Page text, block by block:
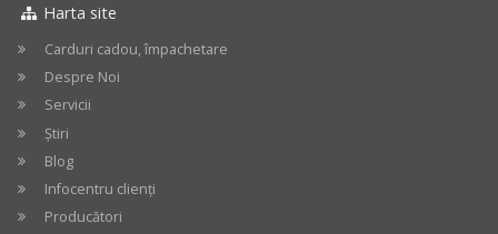
Harta site
Carduri cadou, împachetare
Despre Noi
Servicii
Știri
Blog
Infocentru clienți
Producători